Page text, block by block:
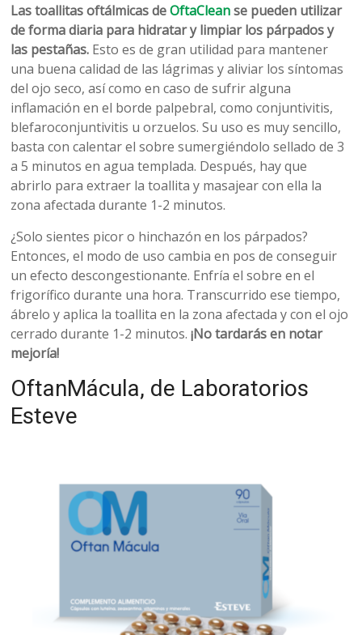
Las toallitas oftálmicas deOftaCleanse pueden utilizar
de forma diaria para hidratar y limpiar los párpados y
las pestañas. Esto es de gran utilidad para mantener
una buena calidad de las lágrimas y aliviar los síntomas
del ojo seco, así como en caso de sufrir alguna
inflamación en el borde palpebral, como conjuntivitis,
blefaroconjuntivitis u orzuelos. Su uso es muy sencillo,
basta con calentar el sobre sumergiéndolo sellado de 3
a 5 minutos en agua templada. Después, hay que
abrirlo para extraer la toallita y masajear con ella la
zona afectada durante 1-2 minutos.
¿Solo sientes picor o hinchazón en los párpados?
Entonces, el modo de uso cambia en pos de conseguir
un efecto descongestionante. Enfría el sobre en el
frigorífico durante una hora. Transcurrido ese tiempo,
ábrelo y aplica la toallita en la zona afectada y con el ojo
cerrado durante 1-2 minutos.¡No tardarás en notar
mejoría!
OftanMácula, de Laboratorios
Esteve